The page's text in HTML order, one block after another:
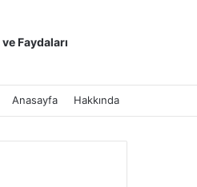
Faydaları
Anasayfa Hakkında